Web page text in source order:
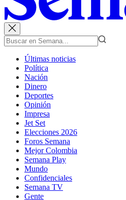
Últimas noticias
Política
Nación
Dinero
Deportes
Opinión
Impresa
Jet Set
Elecciones 2026
Foros Semana
Mejor Colombia
Semana Play
Mundo
Confidenciales
Semana TV
Gente